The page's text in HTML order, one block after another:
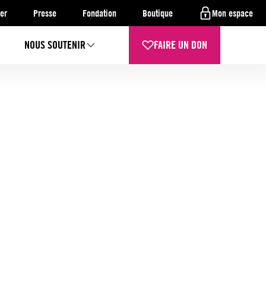
Presse Fondation Boutique Mon espace
NOUS SOUTENIR FAIRE UN DON